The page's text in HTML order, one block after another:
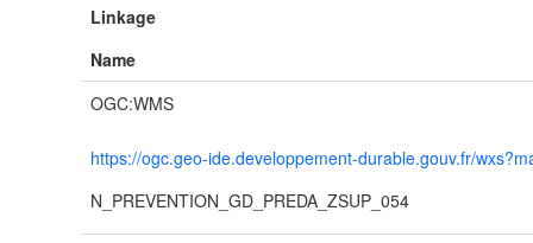
Linkage
Name
OGC:WMS
https://ogc.geo-ide.developpement-durable.gouv.fr/
N_PREVENTION_GD_PREDA_ZSUP_054